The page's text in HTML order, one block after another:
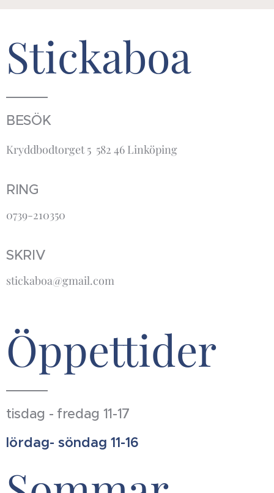
Stickaboa
BESÖK
Kryddbodtorget 5 582 46 Linköping
RING
0739-210350
SKRIV
stickaboa@gmail.com
Öppettider
tisdag - fredag 11-17
lördag- söndag 11-16